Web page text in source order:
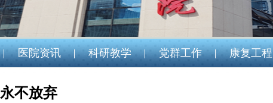
医院资讯 科研教学 党群工作 康复工程
永不放弃